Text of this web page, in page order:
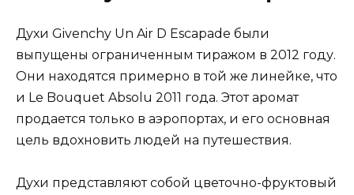
Духи Givenchy Un Air D Escapade были
выпущены ограниченным тиражом в 2012 году.
Они находятся примерно в той же линейке, что
и Le Bouquet Absolu 2011 года. Этот аромат
продается только в аэропортах, и его основная
цель вдохновить людей на путешествия.
Духи представляют собой цветочно-фруктовый